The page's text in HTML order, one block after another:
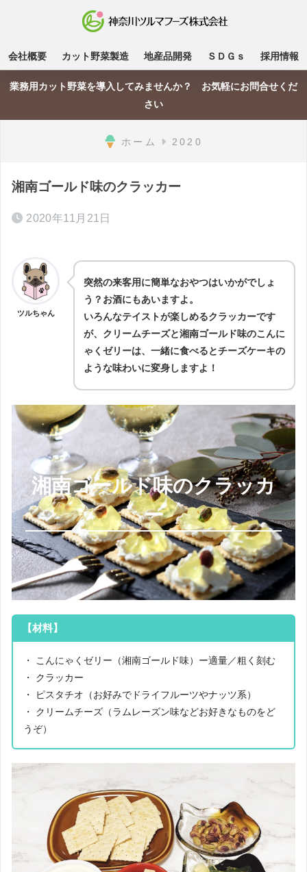
会社概要 カット野菜製造 地産品開発 ＳＤＧｓ 採用情報
業務用カット野菜を導入してみませんか？ お気軽にお問合せくだ
さい
ホーム 2020
湘南ゴールド味のクラッカー
2020年11月21日
ツルちゃん
突然の来客用に簡単なおやつはいかがでしょ
う？お酒にもあいますよ。
いろんなテイストが楽しめるクラッカーです
が、クリームチーズと湘南ゴールド味のこんに
ゃくゼリーは、一緒に食べるとチーズケーキの
ような味わいに変身しますよ！
湘南ゴールド味のクラッカ
ー
【材料】
・ こんにゃくゼリー（湘南ゴールド味）ー適量／粗く刻む
・ クラッカー
・ ピスタチオ（お好みでドライフルーツやナッツ系）
・ クリームチーズ（ラムレーズン味などお好きなものをど
うぞ）